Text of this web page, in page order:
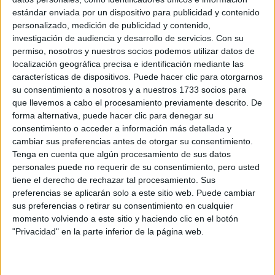
estándar enviada por un dispositivo para publicidad y contenido
personalizado, medición de publicidad y contenido,
investigación de audiencia y desarrollo de servicios. Con su
permiso, nosotros y nuestros socios podemos utilizar datos de
localización geográfica precisa e identificación mediante las
características de dispositivos. Puede hacer clic para otorgarnos
su consentimiento a nosotros y a nuestros 1733 socios para
que llevemos a cabo el procesamiento previamente descrito. De
forma alternativa, puede hacer clic para denegar su
consentimiento o acceder a información más detallada y
cambiar sus preferencias antes de otorgar su consentimiento.
Tenga en cuenta que algún procesamiento de sus datos
personales puede no requerir de su consentimiento, pero usted
tiene el derecho de rechazar tal procesamiento. Sus
preferencias se aplicarán solo a este sitio web. Puede cambiar
sus preferencias o retirar su consentimiento en cualquier
momento volviendo a este sitio y haciendo clic en el botón
"Privacidad" en la parte inferior de la página web.
Notas de corte Ingeniería
Eléctrica por provincias
Oferta en toda España
Ingeniería Eléctrica A Coruña
Ingeniería Eléctrica Albacete
Ingeniería Eléctrica Alicante
Ingeniería Eléctrica Almería
Ingeniería Eléctrica Asturias
Ingeniería Eléctrica Badajoz